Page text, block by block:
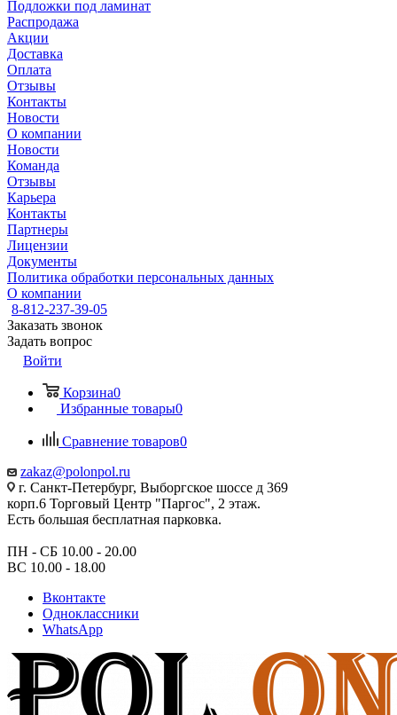
Подложки под ламинат
Распродажа
Акции
Доставка
Оплата
Отзывы
Контакты
Новости
О компании
Новости
Команда
Отзывы
Карьера
Контакты
Партнеры
Лицензии
Документы
Политика обработки персональных данных
О компании
8-812-237-39-05
Заказать звонок
Задать вопрос
Войти
Корзина0
Избранные товары0
Сравнение товаров0
zakaz@polonpol.ru
г. Санкт-Петербург, Выборгское шоссе д 369
корп.6 Торговый Центр "Паргос", 2 этаж.
Есть большая бесплатная парковка.
ПН - СБ 10.00 - 20.00
ВС 10.00 - 18.00
Вконтакте
Одноклассники
WhatsApp